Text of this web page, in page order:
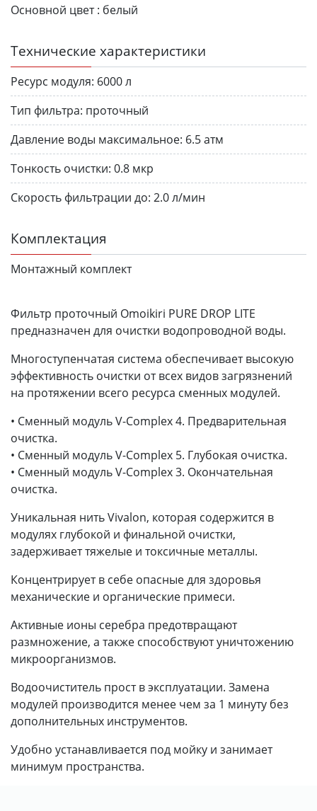
Основной цвет : белый
Технические характеристики
Ресурс модуля: 6000 л
Тип фильтра: проточный
Давление воды максимальное: 6.5 атм
Тонкость очистки: 0.8 мкр
Скорость фильтрации до: 2.0 л/мин
Комплектация
Монтажный комплект
Фильтр проточный Omoikiri PURE DROP LITE
предназначен для очистки водопроводной воды.
Многоступенчатая система обеспечивает высокую
эффективность очистки от всех видов загрязнений
на протяжении всего ресурса сменных модулей.
• Сменный модуль V-Complex 4. Предварительная
очистка.
• Сменный модуль V-Complex 5. Глубокая очистка.
• Сменный модуль V-Complex 3. Окончательная
очистка.
Уникальная нить Vivalon, которая содержится в
модулях глубокой и финальной очистки,
задерживает тяжелые и токсичные металлы.
Концентрирует в себе опасные для здоровья
механические и органические примеси.
Активные ионы серебра предотвращают
размножение, а также способствуют уничтожению
микроорганизмов.
Водоочиститель прост в эксплуатации. Замена
модулей производится менее чем за 1 минуту без
дополнительных инструментов.
Удобно устанавливается под мойку и занимает
минимум пространства.